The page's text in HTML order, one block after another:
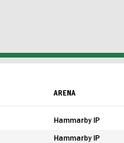
ARENA
Hammarby IP
Hammarby IP